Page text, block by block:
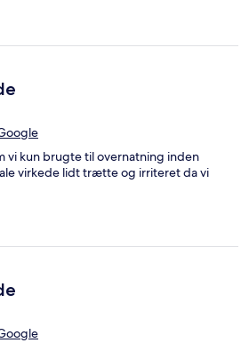
vi kun brugte til overnatning inden
virkede lidt trætte og irriteret da vi